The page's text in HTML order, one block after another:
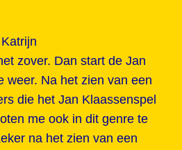
zover. Dan start de Jan
weer. Na het zien van een
die het Jan Klaassenspel
me ook in dit genre te
na het zien van een